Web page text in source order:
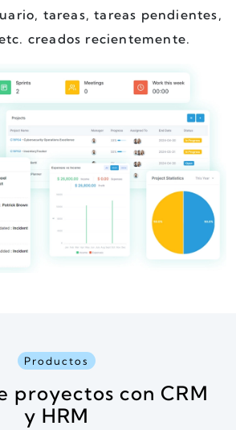
tareas, tareas pendientes,
creados recientemente.
Productos
proyectoscon CRM
y HRM